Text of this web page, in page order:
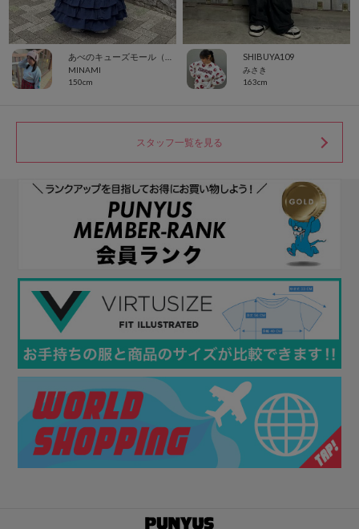
MINAMI
150cm
SHIBUYA109
みさき
163cm
スタッフ一覧を見る